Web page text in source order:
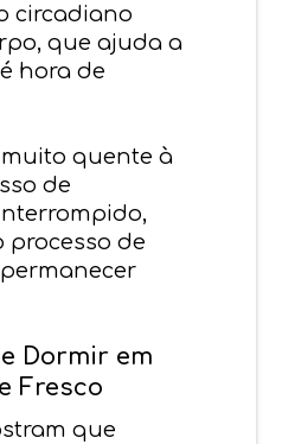
circadiano
que ajuda a
hora de
quente à
de
de
Dormir em
Fresco
que